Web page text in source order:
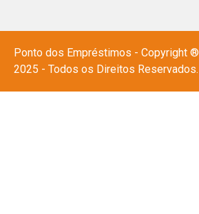
Ponto dos Empréstimos - Copyright ®
2025 - Todos os Direitos Reservados.